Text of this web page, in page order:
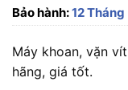
Bảo hành:12 Tháng
Máy khoan, vặn
hãng, giá tốt.